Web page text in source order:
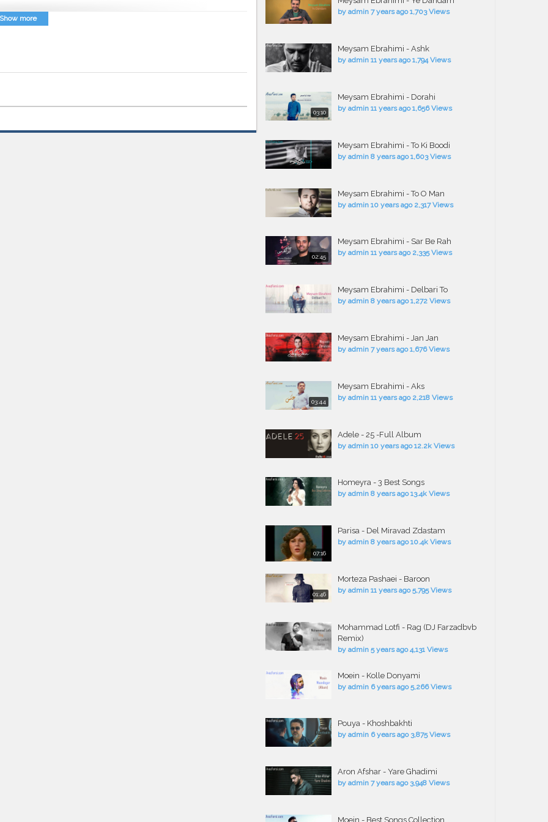
Show more
by admin 7 years ago 1,703 Views
Meysam Ebrahimi - Ashk
by admin 11 years ago 1,794 Views
03:10
Meysam Ebrahimi - Dorahi
by admin 11 years ago 1,656 Views
Meysam Ebrahimi - To Ki Boodi
by admin 8 years ago 1,603 Views
Meysam Ebrahimi - To O Man
by admin 10 years ago 2,317 Views
02:45
Meysam Ebrahimi - Sar Be Rah
by admin 11 years ago 2,335 Views
Meysam Ebrahimi - Delbari To
by admin 8 years ago 1,272 Views
Meysam Ebrahimi - Jan Jan
by admin 7 years ago 1,676 Views
03:44
Meysam Ebrahimi - Aks
by admin 11 years ago 2,218 Views
Adele - 25 -Full Album
by admin 10 years ago 12.2k Views
Homeyra - 3 Best Songs
by admin 8 years ago 13.4k Views
07:16
Parisa - Del Miravad Zdastam
by admin 8 years ago 10.4k Views
01:46
Morteza Pashaei - Baroon
by admin 11 years ago 5,795 Views
Mohammad Lotfi - Rag (DJ Farzadbvb
Remix)
by admin 5 years ago 4,131 Views
Moein - Kolle Donyami
by admin 6 years ago 5,266 Views
Pouya - Khoshbakhti
by admin 6 years ago 3,875 Views
Aron Afshar - Yare Ghadimi
by admin 7 years ago 3,948 Views
Moein - Best Songs Collection